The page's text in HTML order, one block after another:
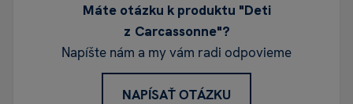
Máte otázku k produktu "Deti
z Carcassonne"?
Napíšte nám a my vám radi odpovieme
NAPÍSAŤ OTÁZKU